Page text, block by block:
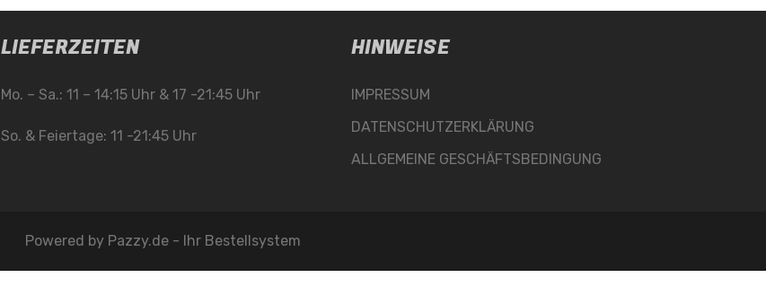
LIEFERZEITEN
Mo. – Sa.: 11 – 14:15 Uhr & 17 -21:45 Uhr
So. & Feiertage: 11 -21:45 Uhr
HINWEISE
IMPRESSUM
DATENSCHUTZERKLÄRUNG
ALLGEMEINE GESCHÄFTSBEDINGUNG
Powered by Pazzy.de - Ihr Bestellsystem